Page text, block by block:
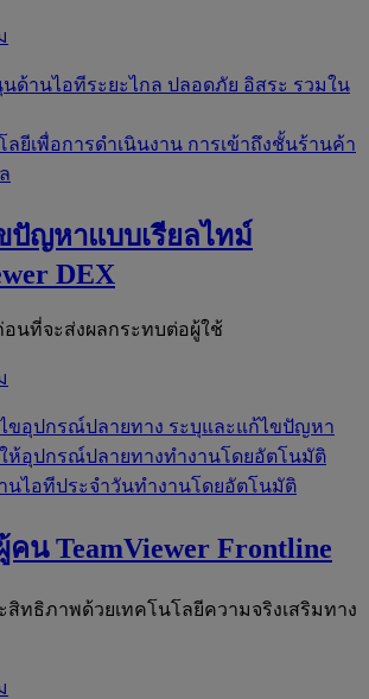
ด้านไอทีระยะไกล ปลอดภัย อิสระ รวมใน
ลยีเพื่อการดำเนินงาน การเข้าถึงชั้นร้านค้า
ปัญหาแบบเรียลไทม์
DEX
นที่จะส่งผลกระทบต่อผู้ใช้
ขอุปกรณ์ปลายทาง ระบุและแก้ไขปัญหา
ห้อุปกรณ์ปลายทางทำงานโดยอัตโนมัติ
นไอทีประจำวันทำงานโดยอัตโนมัติ
คน TeamViewer Frontline
สิทธิภาพด้วยเทคโนโลยีความจริงเสริมทาง